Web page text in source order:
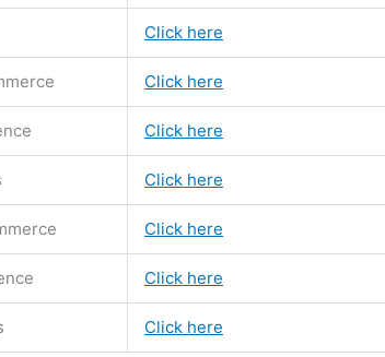
Click here
Click here
Click here
Click here
Click here
Click here
Click here